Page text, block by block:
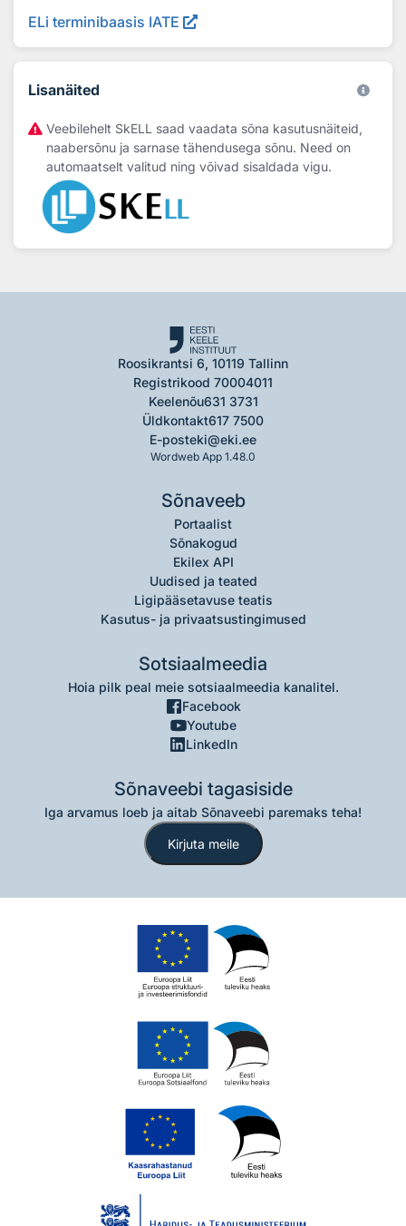
ELi terminibaasis IATE
Lisanäited
Veebilehelt SkELL saad vaadata sõna kasutusnäiteid,
naabersõnu ja sarnase tähendusega sõnu. Need on
automaatselt valitud ning võivad sisaldada vigu.
Roosikrantsi 6, 10119 Tallinn
Registrikood 70004011
Keelenõu631 3731
Üldkontakt617 7500
E-posteki@eki.ee
Wordweb App 1.48.0
Sõnaveeb
Portaalist
Sõnakogud
Ekilex API
Uudised ja teated
Ligipääsetavuse teatis
Kasutus- ja privaatsustingimused
Sotsiaalmeedia
Hoia pilk peal meie sotsiaalmeedia kanalitel.
Facebook
Youtube
LinkedIn
Sõnaveebi tagasiside
Iga arvamus loeb ja aitab Sõnaveebi paremaks teha!
Kirjuta meile